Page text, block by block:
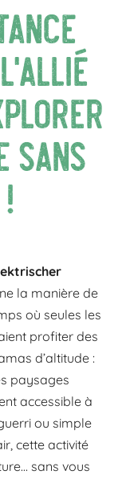
sans
la manière de
où seules les
profiter des
d’altitude :
paysages
accessible à
ou simple
cette activité
sans vous